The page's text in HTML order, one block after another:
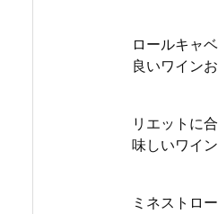
ロールキャ
良いワイン
リエットに
味しいワイ
ミネストロ